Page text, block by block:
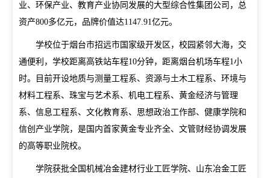
学校概况
学校简介
业、环保产业、教育产业协同发展的大型综合性集团公司，总
资产800多亿元，品牌价值达1147.91亿元。
学校位于烟台市招远市国家级开发区，校园紧邻大海，交
通便利，学校距离高铁站车程10分钟，距离烟台机场车程1小
时。目前开设地质与测量工程系、资源与土木工程系、环境与
材料工程系、珠宝与艺术系、机电工程系、黄金经济与管理
系、信息工程系、文化教育系、思想政治工作部、健康学院和
信创产业学院，是国内首家黄金专业齐全、文管财经协调发展
的高等职业院校。
学院获批全国机械冶金建材行业工匠学院、山东冶金工匠